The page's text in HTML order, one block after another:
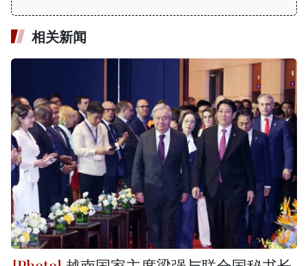
相关新闻